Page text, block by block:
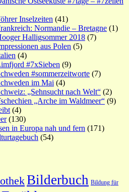
Inselzeiten (41)
Normandie – Bretagne (1)
Halligsommer 2018 (7)
aus Polen (5)
(4)
#7xSieben (9)
#sommerzeitworte (7)
im Mai (4)
„Sehnsucht nach Welt“ (2)
„Arche im Waldmeer“ (9)
(4)
(130)
in Europa nah und fern (171)
(54)
Bilderbuch Bildung für